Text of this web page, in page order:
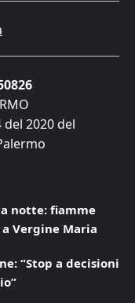
2020 del
notte: fiamme
Vergine Maria
“Stop a decisioni